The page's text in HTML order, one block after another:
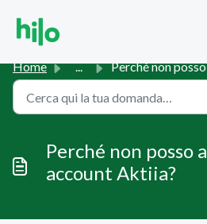
Home ... Perché non posso accedere al mio account
Perché non posso
account Aktiia?